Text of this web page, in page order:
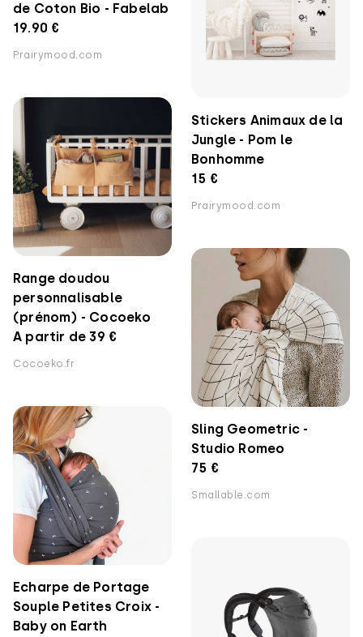
de Coton Bio - Fabelab
19.90 €
Prairymood.com
Stickers Animaux de la
Jungle - Pom le
Bonhomme
15 €
Prairymood.com
Range doudou
personnalisable
(prénom) - Cocoeko
A partir de 39 €
Cocoeko.fr
Sling Geometric -
Studio Romeo
75 €
Smallable.com
Echarpe de Portage
Souple Petites Croix -
Baby on Earth